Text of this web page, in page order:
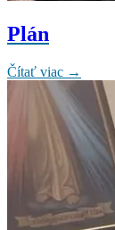
Plán
Čítať viac →